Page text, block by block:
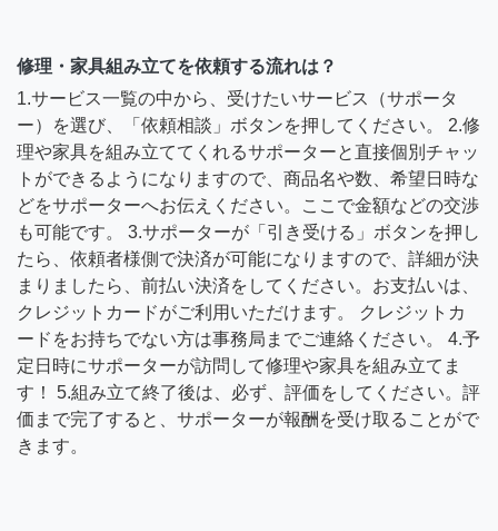
修理・家具組み立てを依頼する流れは？
1.サービス一覧の中から、受けたいサービス（サポータ
ー）を選び、「依頼相談」ボタンを押してください。 2.修
理や家具を組み立ててくれるサポーターと直接個別チャッ
トができるようになりますので、商品名や数、希望日時な
どをサポーターへお伝えください。ここで金額などの交渉
も可能です。 3.サポーターが「引き受ける」ボタンを押し
たら、依頼者様側で決済が可能になりますので、詳細が決
まりましたら、前払い決済をしてください。お支払いは、
クレジットカードがご利用いただけます。 クレジットカ
ードをお持ちでない方は事務局までご連絡ください。 4.予
定日時にサポーターが訪問して修理や家具を組み立てま
す！ 5.組み立て終了後は、必ず、評価をしてください。評
価まで完了すると、サポーターが報酬を受け取ることがで
きます。